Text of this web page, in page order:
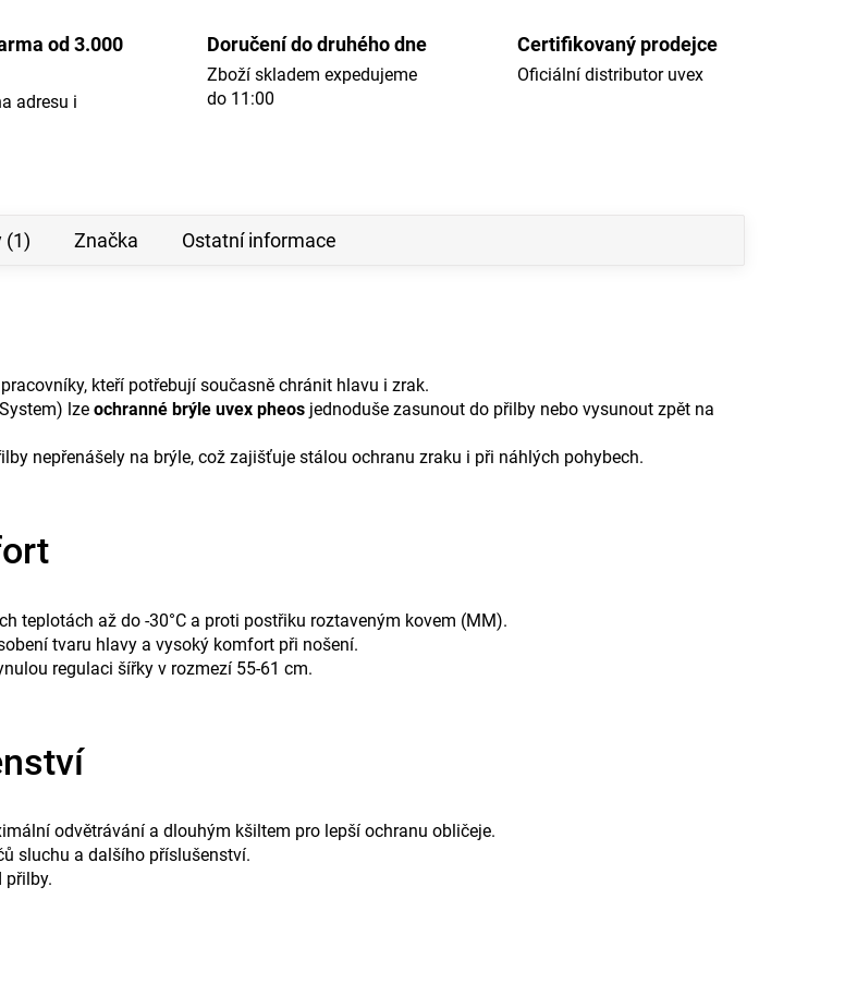
od 3.000
adresu i
Doručení do druhého dne
Zboží skladem expedujeme
do 11:00
Certifikovaný prodejce
Oficiální distributor uvex
(1) Značka Ostatní informace
kteří potřebují současně chránit hlavu i zrak.
lze ochranné brýle uvex pheos jednoduše zasunout do přilby nebo vysunout zpět na
nepřenášely na brýle, což zajišťuje stálou ochranu zraku i při náhlých pohybech.
teplotách až do -30°C a proti postřiku roztaveným kovem (MM).
tvaru hlavy a vysoký komfort při nošení.
regulaci šířky v rozmezí 55-61 cm.
odvětrávání a dlouhým kšiltem pro lepší ochranu obličeje.
sluchu a dalšího příslušenství.
přilby.